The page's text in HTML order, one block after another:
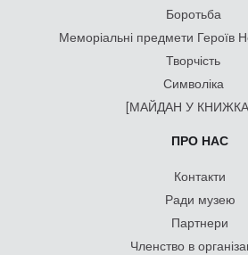
Боротьба
Меморіальні предмети Героїв
Творчість
Символіка
[МАЙДАН У
ПРО НАС
Контакти
Ради музею
Партнери
Членство в